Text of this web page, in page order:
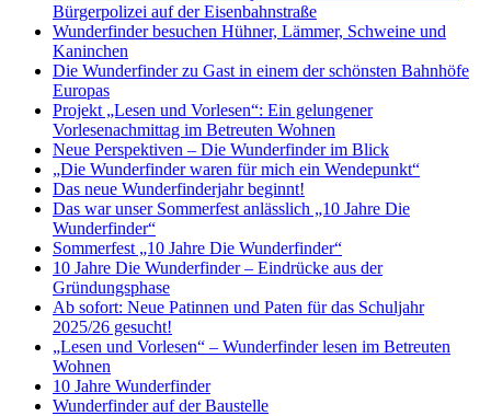
Bürgerpolizei auf der Eisenbahnstraße
Wunderfinder besuchen Hühner, Lämmer, Schweine und
Kaninchen
Die Wunderfinder zu Gast in einem der schönsten Bahnhöfe
Europas
Projekt „Lesen und Vorlesen“: Ein gelungener
Vorlesenachmittag im Betreuten Wohnen
Neue Perspektiven – Die Wunderfinder im Blick
„Die Wunderfinder waren für mich ein Wendepunkt“
Das neue Wunderfinderjahr beginnt!
Das war unser Sommerfest anlässlich „10 Jahre Die
Wunderfinder“
Sommerfest „10 Jahre Die Wunderfinder“
10 Jahre Die Wunderfinder – Eindrücke aus der
Gründungsphase
Ab sofort: Neue Patinnen und Paten für das Schuljahr
2025/26 gesucht!
„Lesen und Vorlesen“ – Wunderfinder lesen im Betreuten
Wohnen
10 Jahre Wunderfinder
Wunderfinder auf der Baustelle